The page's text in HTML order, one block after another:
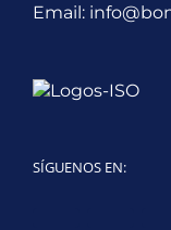
Email:
SÍGUENOS EN: